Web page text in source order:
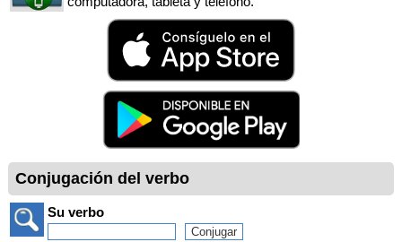
Conjugación del verbo
Su verbo